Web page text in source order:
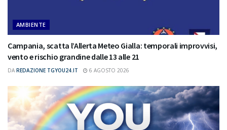
AMBIENTE
Campania, scatta l’Allerta Meteo Gialla: temporali improvvisi,
vento e rischio grandine dalle 13 alle 21
DA REDAZIONE TGYOU24.IT 6 AGOSTO 2026